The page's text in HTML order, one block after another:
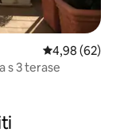
Prosječna
4,98 (62)
s 3 terase